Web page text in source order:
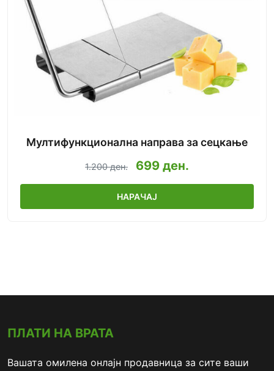
Мултифункционална направа за сецкање
1.200 ден. 699 ден.
НАРАЧАЈ
ПЛАТИ НА ВРАТА
Вашата омилена онлајн продавница за сите ваши